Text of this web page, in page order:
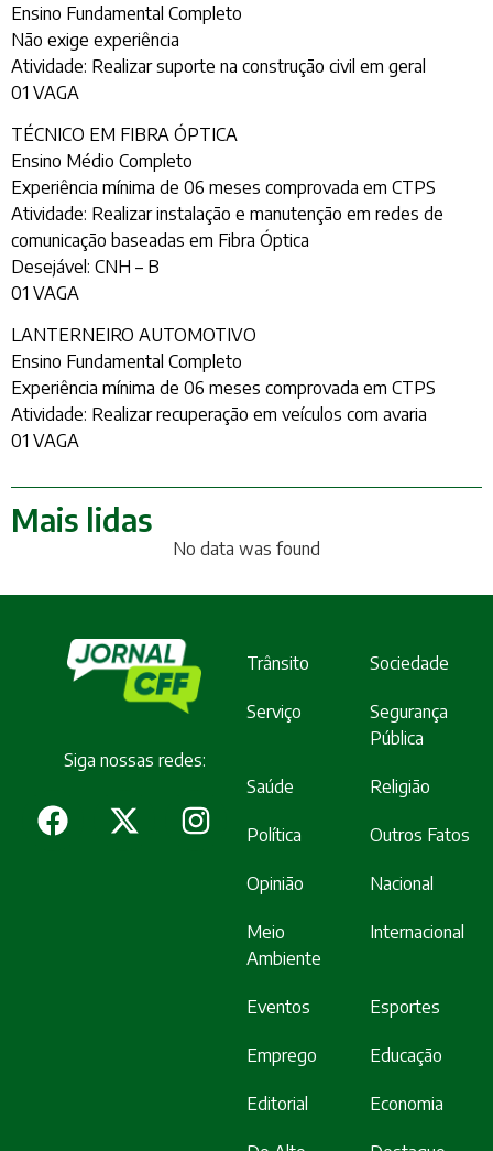
Ensino Fundamental Completo
Não exige experiência
Atividade: Realizar suporte na construção civil em geral
01 VAGA
TÉCNICO EM FIBRA ÓPTICA
Ensino Médio Completo
Experiência mínima de 06 meses comprovada em CTPS
Atividade: Realizar instalação e manutenção em redes de
comunicação baseadas em Fibra Óptica
Desejável: CNH – B
01 VAGA
LANTERNEIRO AUTOMOTIVO
Ensino Fundamental Completo
Experiência mínima de 06 meses comprovada em CTPS
Atividade: Realizar recuperação em veículos com avaria
01 VAGA
Mais lidas
No data was found
Siga nossas redes:
Trânsito Sociedade
Serviço
Segurança
Pública
Saúde Religião
Política Outros Fatos
Opinião Nacional
Meio
Ambiente
Internacional
Eventos Esportes
Emprego Educação
Editorial Economia